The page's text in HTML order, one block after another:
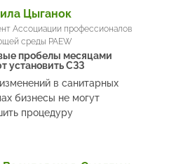
Цыганок
Ассоциации профессионалов
среды PAEW
пробелы месяцами
установить СЗЗ
в санитарных
бизнесы не могут
процедуру